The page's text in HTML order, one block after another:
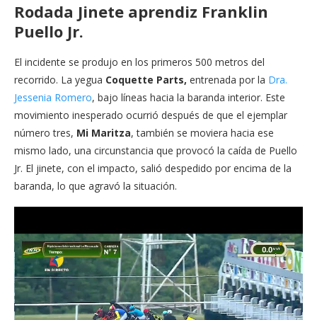
Rodada Jinete aprendiz Franklin
Puello Jr.
El incidente se produjo en los primeros 500 metros del
recorrido. La yegua Coquette Parts, entrenada por la Dra.
Jessenia Romero, bajo líneas hacia la baranda interior. Este
movimiento inesperado ocurrió después de que el ejemplar
número tres, Mi Maritza, también se moviera hacia ese
mismo lado, una circunstancia que provocó la caída de Puello
Jr. El jinete, con el impacto, salió despedido por encima de la
baranda, lo que agravó la situación.